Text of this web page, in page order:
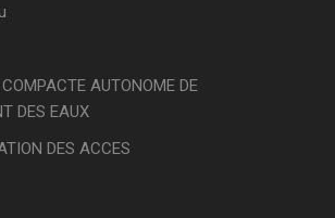
AUTONOME DE
DES EAUX
DES ACCES